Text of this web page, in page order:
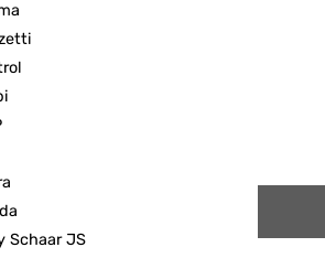
Schaar JS